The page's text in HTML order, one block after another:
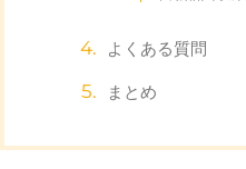
よくある質問
まとめ